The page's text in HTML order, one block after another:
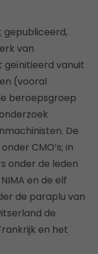
gepubliceerd,
van
vanuit
(vooral
beroepsgroep
De
CMO’s; in
onder de leden
en de elf
de paraplu van
de
en het